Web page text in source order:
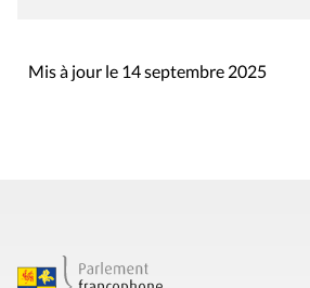
Mis à jour le 14 septembre 2025